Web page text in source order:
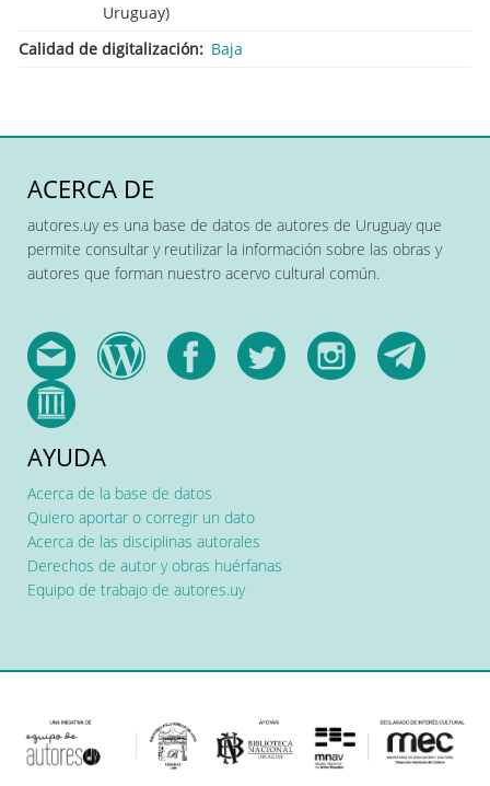
Uruguay)
Calidad de digitalización
Baja
ACERCA DE
autores.uy es una base de datos de autores de Uruguay que
permite consultar y reutilizar la información sobre las obras y
autores que forman nuestro acervo cultural común.
AYUDA
Acerca de la base de datos
Quiero aportar o corregir un dato
Acerca de las disciplinas autorales
Derechos de autor y obras huérfanas
Equipo de trabajo de autores.uy